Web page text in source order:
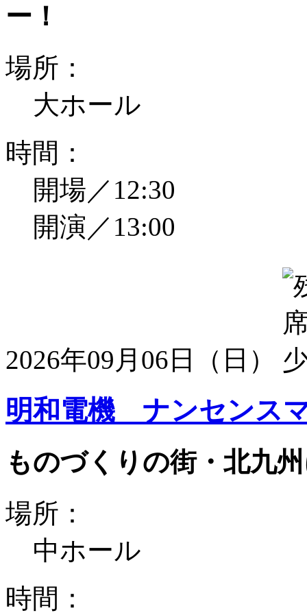
ー！
場所：
大ホール
時間：
開場／12:30
開演／13:00
2026年09月06日（日）
明和電機 ナンセンス
ものづくりの街・北九
場所：
中ホール
時間：